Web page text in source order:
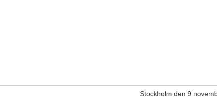
Stockholm den 9